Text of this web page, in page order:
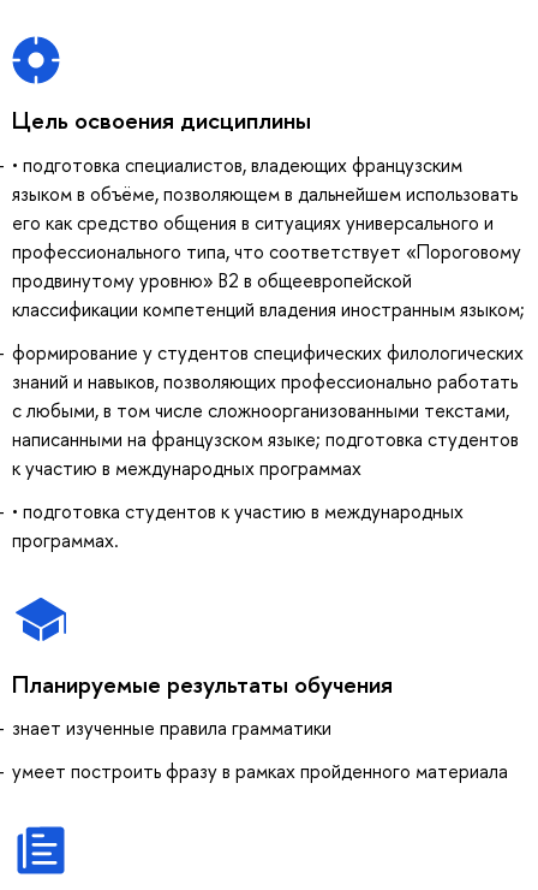
Цель освоения дисциплины
• подготовка специалистов, владеющих французским
языком в объёме, позволяющем в дальнейшем использовать
его как средство общения в ситуациях универсального и
профессионального типа, что соответствует «Пороговому
продвинутому уровню» В2 в общеевропейской
классификации компетенций владения иностранным языком;
формирование у студентов специфических филологических
знаний и навыков, позволяющих профессионально работать
с любыми, в том числе сложноорганизованными текстами,
написанными на французском языке; подготовка студентов
к участию в международных программах
• подготовка студентов к участию в международных
программах.
Планируемые результаты обучения
знает изученные правила грамматики
умеет построить фразу в рамках пройденного материала